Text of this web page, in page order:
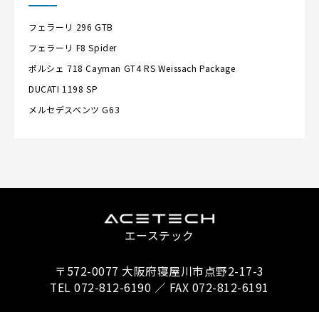
フェラーリ 296 GTB
フェラーリ F8 Spider
ポルシェ 718 Cayman GT4 RS Weissach Package
DUCATI 1198 SP
メルセデスベンツ G63
エーステック
〒572-0077 大阪府寝屋川市点野2-17-3
TEL 072-812-6190 ／ FAX 072-812-6191